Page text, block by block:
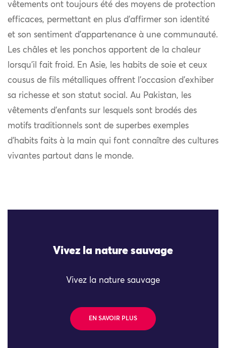
vêtements ont toujours été des moyens de protection
efficaces, permettant en plus d’affirmer son identité
et son sentiment d’appartenance à une communauté.
Les châles et les ponchos apportent de la chaleur
lorsqu’il fait froid. En Asie, les habits de soie et ceux
cousus de fils métalliques offrent l’occasion d’exhiber
sa richesse et son statut social. Au Pakistan, les
vêtements d’enfants sur lesquels sont brodés des
motifs traditionnels sont de superbes exemples
d’habits faits à la main qui font connaître des cultures
vivantes partout dans le monde.
Vivez la nature sauvage
Vivez la nature sauvage
EN SAVOIR PLUS